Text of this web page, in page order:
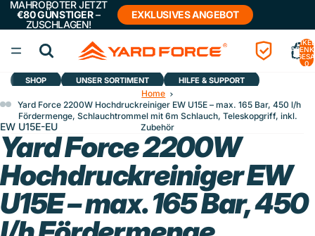
MÄHROBOTER JETZT
€80 GÜNSTIGER–
ZUSCHLAGEN!
EXKLUSIVES ANGEBOT
0
SHOP UNSER SORTIMENT HILFE & SUPPORT
Home
Yard Force 2200W Hochdruckreiniger EW U15E – max. 165 Bar, 450 l/h
Fördermenge, Schlauchtrommel mit 6m Schlauch, Teleskopgriff, inkl.
Zubehör
EW U15E-EU
Yard Force 2200W
Hochdruckreiniger EW
U15E – max. 165 Bar, 450